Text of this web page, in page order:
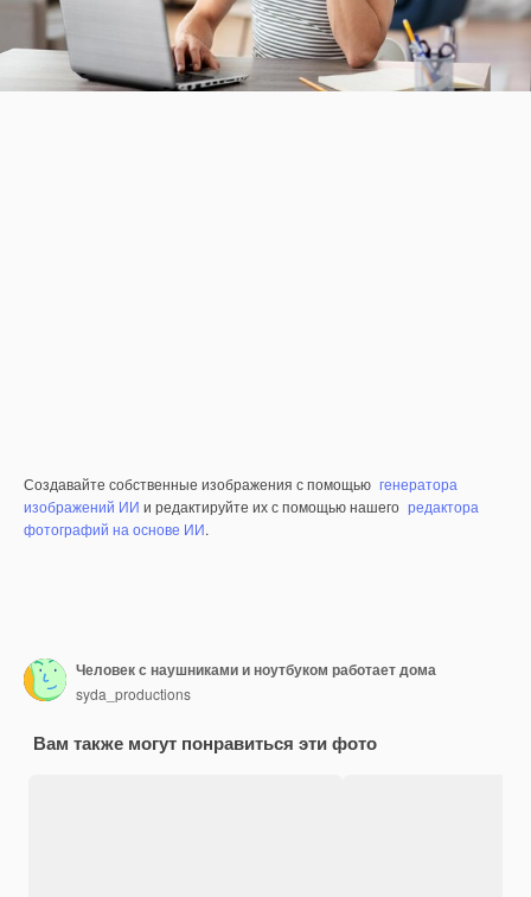
Создавайте собственные изображения с помощью генератора
изображений ИИ и редактируйте их с помощью нашего редактора
фотографий на основе ИИ.
Человек с наушниками и ноутбуком работает дома
syda_productions
Вам также могут понравиться эти фото